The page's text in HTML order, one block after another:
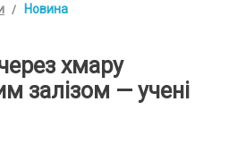
Новина
хмару
залізом — учені